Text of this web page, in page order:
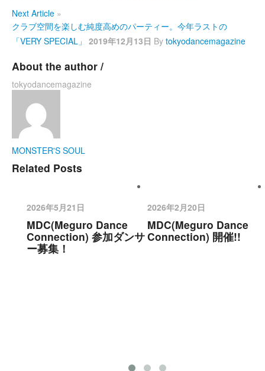
Next Article »
クラブ空間を楽しむ純度高めのパーティー。今年ラストの
「VERY SPECIAL」 2019年12月13日 By tokyodancemagazine
About the author /
tokyodancemagazine
MONSTER'S SOUL
Related Posts
2026年5月21日
MDC(Meguro Dance
Connection) 参加ダンサ
ー募集！
2026年2月20日
MDC(Meguro Dance
Connection) 開催!!